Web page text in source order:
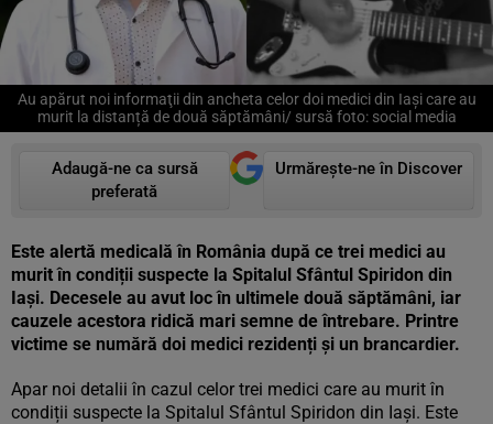
Au apărut noi informaţii din ancheta celor doi medici din Iaşi care au
murit la distanță de două săptămâni/ sursă foto: social media
Adaugă-ne ca sursă
preferată
Urmărește-ne în Discover
Este alertă medicală în România după ce trei medici au
murit în condiții suspecte la Spitalul Sfântul Spiridon din
Iași. Decesele au avut loc în ultimele două săptămâni, iar
cauzele acestora ridică mari semne de întrebare. Printre
victime se numără doi medici rezidenți și un brancardier.
Apar noi detalii în cazul celor trei medici care au murit în
condiții suspecte la Spitalul Sfântul Spiridon din Iași. Este